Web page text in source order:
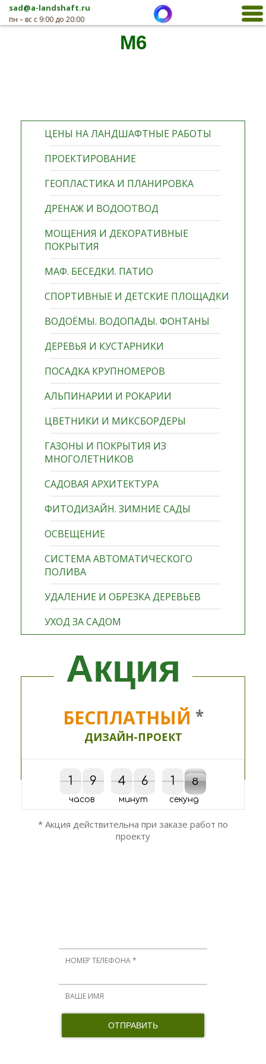
sad@a-landshaft.ru
пн – вс с 9:00 до 20:00
ЦЕНЫ НА ЛАНДШАФТНЫЕ РАБОТЫ
ПРОЕКТИРОВАНИЕ
ГЕОПЛАСТИКА И ПЛАНИРОВКА
ДРЕНАЖ И ВОДООТВОД
МОЩЕНИЯ И ДЕКОРАТИВНЫЕ
ПОКРЫТИЯ
МАФ. БЕСЕДКИ. ПАТИО
СПОРТИВНЫЕ И ДЕТСКИЕ ПЛОЩАДКИ
ВОДОЁМЫ. ВОДОПАДЫ. ФОНТАНЫ
ДЕРЕВЬЯ И КУСТАРНИКИ
ПОСАДКА КРУПНОМЕРОВ
АЛЬПИНАРИИ И РОКАРИИ
ЦВЕТНИКИ И МИКСБОРДЕРЫ
ГАЗОНЫ И ПОКРЫТИЯ ИЗ
МНОГОЛЕТНИКОВ
САДОВАЯ АРХИТЕКТУРА
ФИТОДИЗАЙН. ЗИМНИЕ САДЫ
ОСВЕЩЕНИЕ
СИСТЕМА АВТОМАТИЧЕСКОГО
ПОЛИВА
УДАЛЕНИЕ И ОБРЕЗКА ДЕРЕВЬЕВ
УХОД ЗА САДОМ
Акция
БЕСПЛАТНЫЙ *
ДИЗАЙН-ПРОЕКТ
1
1 9
9
часов
4
4 6
6
минут
2
1
1
2 8
7
7
8
секунд
* Акция действительна при заказе работ по
проекту
M6